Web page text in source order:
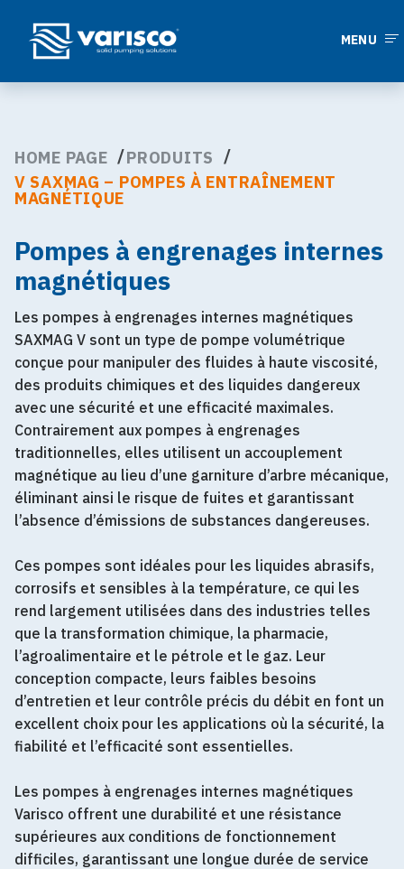
MENU
HOME PAGE
PRODUITS
V SAXMAG – POMPES À ENTRAÎNEMENT
MAGNÉTIQUE
Pompes à engrenages internes
magnétiques
Les pompes à engrenages internes magnétiques
SAXMAG V sont un type de pompe volumétrique
conçue pour manipuler des fluides à haute viscosité,
des produits chimiques et des liquides dangereux
avec une sécurité et une efficacité maximales.
Contrairement aux pompes à engrenages
traditionnelles, elles utilisent un accouplement
magnétique au lieu d’une garniture d’arbre mécanique,
éliminant ainsi le risque de fuites et garantissant
l’absence d’émissions de substances dangereuses.
Ces pompes sont idéales pour les liquides abrasifs,
corrosifs et sensibles à la température, ce qui les
rend largement utilisées dans des industries telles
que la transformation chimique, la pharmacie,
l’agroalimentaire et le pétrole et le gaz. Leur
conception compacte, leurs faibles besoins
d’entretien et leur contrôle précis du débit en font un
excellent choix pour les applications où la sécurité, la
fiabilité et l’efficacité sont essentielles.
Les pompes à engrenages internes magnétiques
Varisco offrent une durabilité et une résistance
supérieures aux conditions de fonctionnement
difficiles, garantissant une longue durée de service